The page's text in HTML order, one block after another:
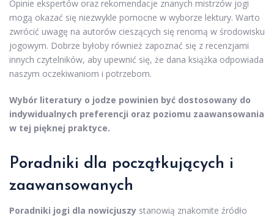
Opinie ekspertów oraz rekomendacje znanych mistrzów jogi
mogą okazać się niezwykle pomocne w wyborze lektury. Warto
zwrócić uwagę na autorów cieszących się renomą w środowisku
jogowym. Dobrze byłoby również zapoznać się z recenzjami
innych czytelników, aby upewnić się, że dana książka odpowiada
naszym oczekiwaniom i potrzebom.
Wybór literatury o jodze powinien być dostosowany do
indywidualnych preferencji oraz poziomu zaawansowania
w tej pięknej praktyce.
Poradniki dla początkujących i
zaawansowanych
Poradniki jogi dla nowicjuszy stanowią znakomite źródło